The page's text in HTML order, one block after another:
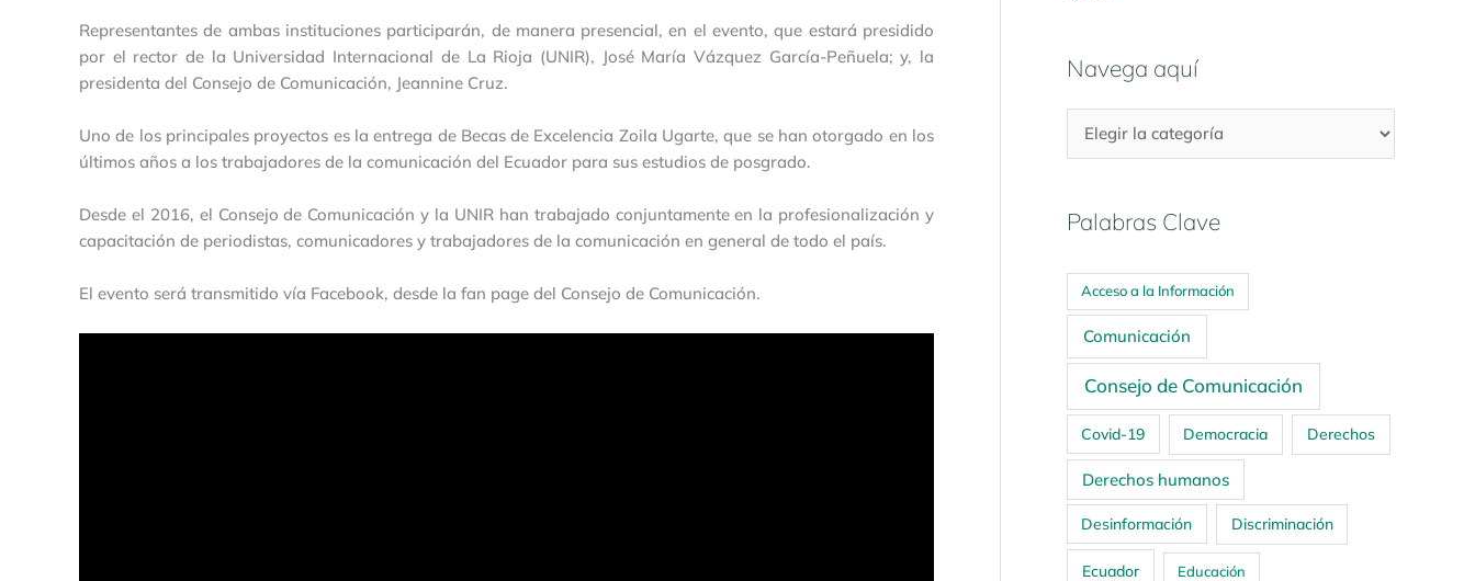
Representantes de ambas instituciones participarán, de manera presencial, en el evento, que estará presidido
por el rector de la Universidad Internacional de La Rioja (UNIR), José María Vázquez García-Peñuela; y, la
presidenta del Consejo de Comunicación, Jeannine Cruz.
Uno de los principales proyectos es la entrega de Becas de Excelencia Zoila Ugarte, que se han otorgado en los
últimos años a los trabajadores de la comunicación del Ecuador para sus estudios de posgrado.
Desde el 2016, el Consejo de Comunicación y la UNIR han trabajado conjuntamente en la profesionalización y
capacitación de periodistas, comunicadores y trabajadores de la comunicación en general de todo el país.
El evento será transmitido vía Facebook, desde la fan page del Consejo de Comunicación.
Navega aquí
Palabras Clave
Acceso a la Información
Comunicación
Consejo de Comunicación
Covid-19 Democracia Derechos
Derechos humanos
Desinformación Discriminación
Ecuador Educación